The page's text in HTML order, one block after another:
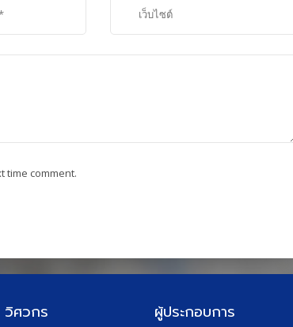
time comment.
วิศวกร ผู้ประกอบการ